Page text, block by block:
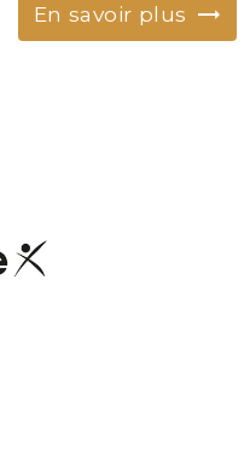
En savoir plus